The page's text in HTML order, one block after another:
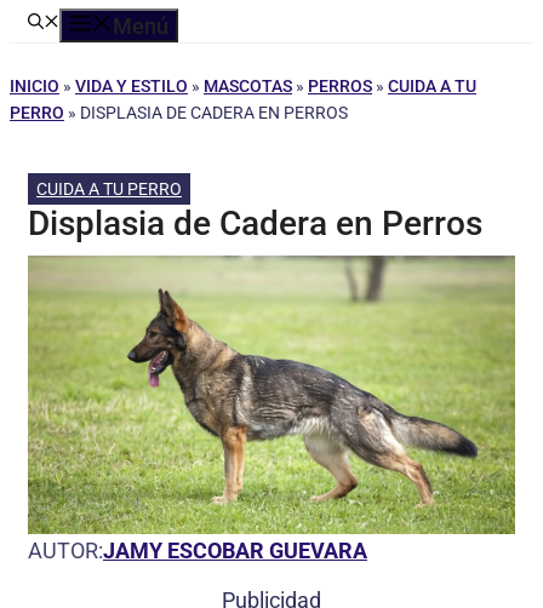
Menú
INICIO » VIDA Y ESTILO » MASCOTAS » PERROS » CUIDA A TU
PERRO » DISPLASIA DE CADERA EN PERROS
CUIDA A TU PERRO
Displasia de Cadera en Perros
AUTOR:JAMY ESCOBAR GUEVARA
Publicidad